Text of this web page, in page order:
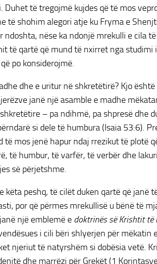
të tregojmë kujdes që të mos
të shohim alegori atje ku Fryma e
nëse ka ndonjë mrekulli e cila
të qartë që mund të nxirret nga studimi i
po konsiderojmë.
dhe e uritur në shkretëtirë? Kjo
janë një asamble e madhe
– pa ndihmë, pa shpresë dhe
si dele të humbura (Isaia 53:6).
mos jenë hapur ndaj rrezikut të plotë
të humbur, të varfër, të verbër dhe
së përjetshme.
këta peshq, të cilët duken qartë që janë
por që përmes mrekullisë u bënë të
një emblemë e doktrinës së Krishtit të
i cili bëri shlyerjen për mëkatin
njeriut të natyrshëm si dobësia vetë.
dhe marrëzi për Grekët (1